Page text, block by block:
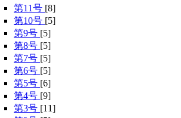
第11号 [8]
第10号 [5]
第9号 [5]
第8号 [5]
第7号 [5]
第6号 [5]
第5号 [6]
第4号 [9]
第3号 [11]